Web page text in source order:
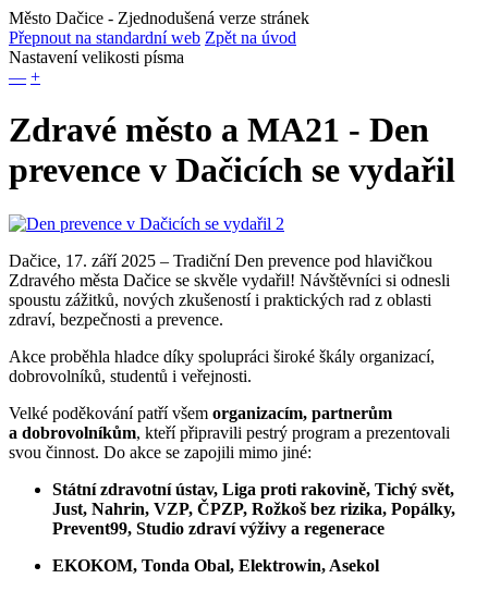
Město Dačice - Zjednodušená verze stránek
Přepnout na standardní web Zpět na úvod
Nastavení velikosti písma
— +
Zdravé město a MA21 - Den
prevence v Dačicích se vydařil
Dačice, 17. září 2025 – Tradiční Den prevence pod hlavičkou
Zdravého města Dačice se skvěle vydařil! Návštěvníci si odnesli
spoustu zážitků, nových zkušeností i praktických rad z oblasti
zdraví, bezpečnosti a prevence.
Akce proběhla hladce díky spolupráci široké škály organizací,
dobrovolníků, studentů i veřejnosti.
Velké poděkování patří všem organizacím, partnerům
a dobrovolníkům, kteří připravili pestrý program a prezentovali
svou činnost. Do akce se zapojili mimo jiné:
Státní zdravotní ústav, Liga proti rakovině, Tichý svět,
Just, Nahrin, VZP, ČPZP, Rožkoš bez rizika, Popálky,
Prevent99, Studio zdraví výživy a regenerace
EKOKOM, Tonda Obal, Elektrowin, Asekol